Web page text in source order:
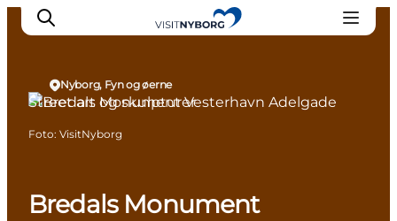
Det sker i Nyborg
Bredals Monument
Nyborg, Fyn og øerne
Street art og skulpturer
Foto: VisitNyborg